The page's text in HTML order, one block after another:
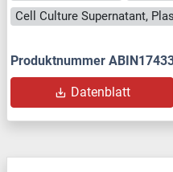
Produktnummer
Datenblatt